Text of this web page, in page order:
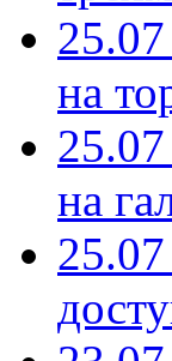
на
на